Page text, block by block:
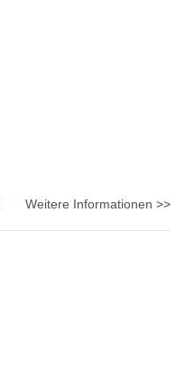
Weitere Informationen >>